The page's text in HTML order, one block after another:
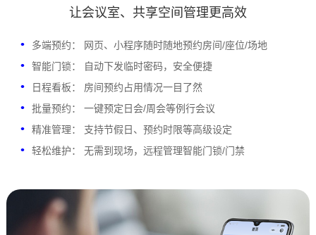
让会议室、共享空间管理更高效
多端预约： 网页、小程序随时随地预约房间/座位/场地
智能门锁： 自动下发临时密码，安全便捷
日程看板： 房间预约占用情况一目了然
批量预约： 一键预定日会/周会等例行会议
精准管理： 支持节假日、预约时限等高级设定
轻松维护： 无需到现场，远程管理智能门锁/门禁